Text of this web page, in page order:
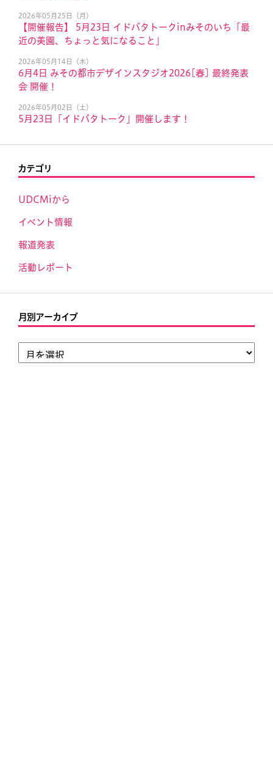
2026年05月25日（月）
【開催報告】 5月23日 イドバタトークinみそのいち「最
近の美園、ちょっと気になること」
2026年05月14日（木）
6月4日 みその都市デザインスタジオ2026[春] 最終発表
会 開催！
2026年05月02日（土）
5月23日「イドバタトーク」開催します！
カテゴリ
UDCMiから
イベント情報
報道発表
活動レポート
月別アーカイブ